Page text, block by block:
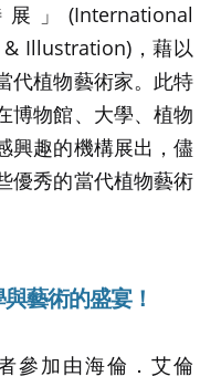
」(International
Illustration)，藉以
代植物藝術家。此特
博物館、大學、植物
興趣的機構展出，儘
優秀的當代植物藝術
藝術的盛宴！
參加由海倫．艾倫